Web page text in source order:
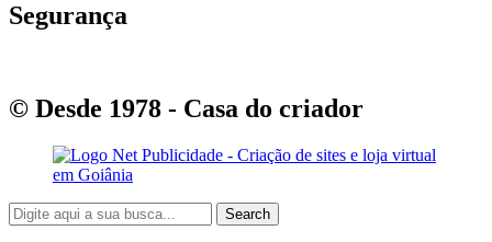
Segurança
© Desde 1978 - Casa do criador
Search